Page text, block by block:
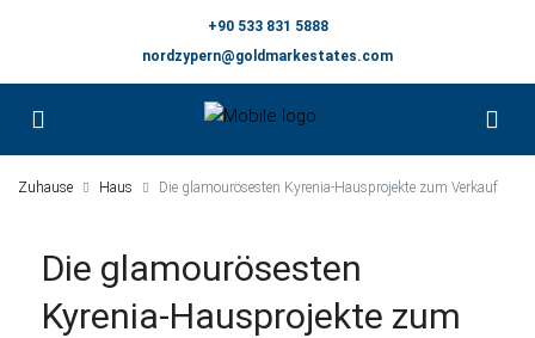
+90 533 831 5888
nordzypern@goldmarkestates.com
Zuhause Haus Die glamourösesten Kyrenia-Hausprojekte zum Verkauf
Die glamourösesten
Kyrenia-Hausprojekte zum